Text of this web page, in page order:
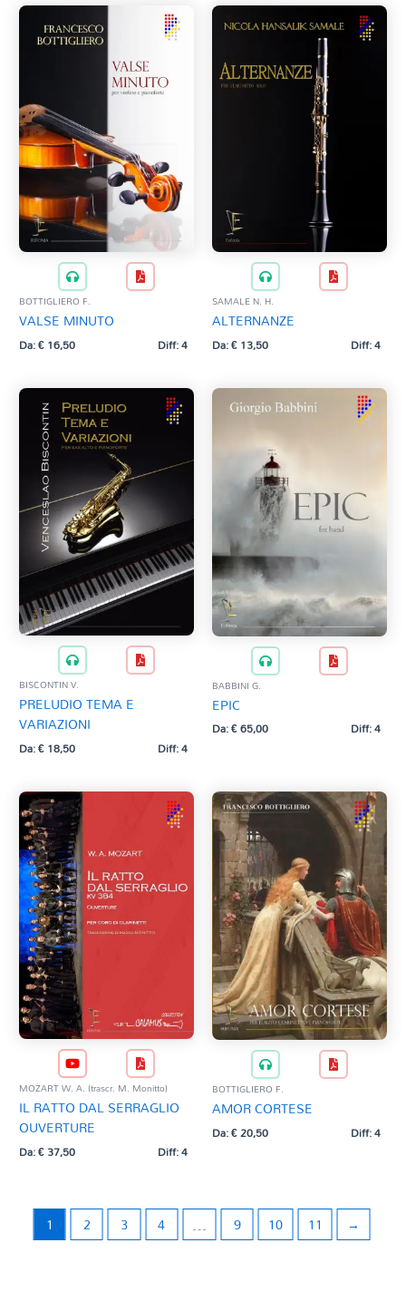
BOTTIGLIERO F.
VALSE MINUTO
Da:€16,50 Diff: 4
SAMALE N. H.
ALTERNANZE
Da:€13,50 Diff: 4
BISCONTIN V.
PRELUDIO TEMA E
VARIAZIONI
Da:€18,50 Diff: 4
BABBINI G.
EPIC
Da:€65,00 Diff: 4
MOZART W. A. (trascr. M. Monitto)
IL RATTO DAL SERRAGLIO
OUVERTURE
Da:€37,50 Diff: 4
BOTTIGLIERO F.
AMOR CORTESE
Da:€20,50 Diff: 4
1 2 3 4 … 9 10 11 →